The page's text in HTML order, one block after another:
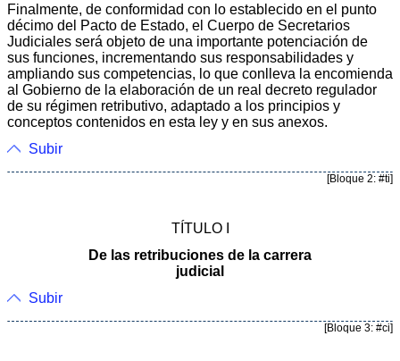
Finalmente, de conformidad con lo establecido en el punto
décimo del Pacto de Estado, el Cuerpo de Secretarios
Judiciales será objeto de una importante potenciación de
sus funciones, incrementando sus responsabilidades y
ampliando sus competencias, lo que conlleva la encomienda
al Gobierno de la elaboración de un real decreto regulador
de su régimen retributivo, adaptado a los principios y
conceptos contenidos en esta ley y en sus anexos.
Subir
[Bloque 2: #ti]
TÍTULO I
De las retribuciones de la carrera
judicial
Subir
[Bloque 3: #ci]